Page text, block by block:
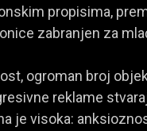
propisima,
zabranjen za
ogroman broj
reklame
je visoka: